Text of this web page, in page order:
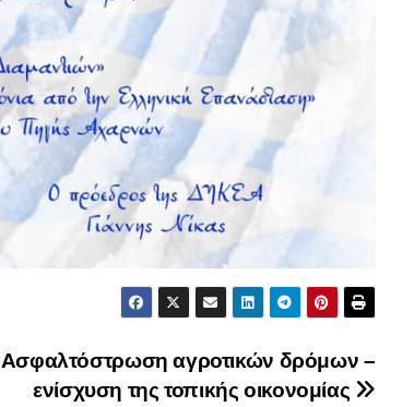
Ασφαλτόστρωση αγροτικών δρόμων –
ενίσχυση της τοπικής οικονομίας